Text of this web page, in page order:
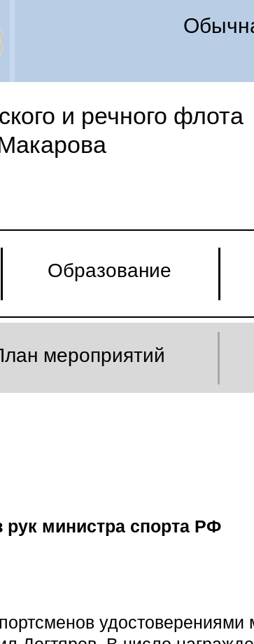
и речного флота
Образование
мероприятий
рук министра спорта РФ
удостоверениями